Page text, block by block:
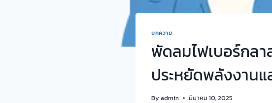
บทความ
พัดลมไฟเบอร์กลา
ประหยัดพลังงานแ
Byadmin มีนาคม 10, 2025